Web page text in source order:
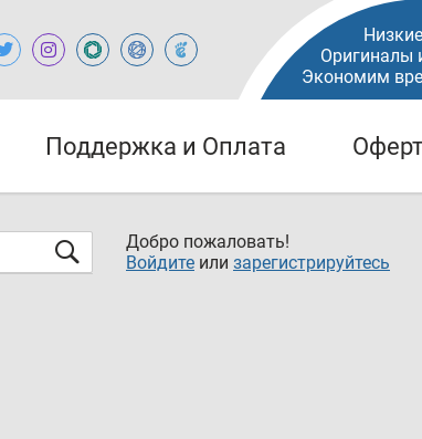
Оригиналы
Экономим
Поддержка и Оплата
Добро пожаловать!
Войдите или зарегистрируйтесь